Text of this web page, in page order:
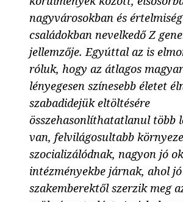
nagyvárosokban és
családokban nevelkedő Z
jellemzője. Egyúttal az is
róluk, hogy az átlagos
lényegesen színesebb életet
szabadidejük eltöltésére
összehasonlíthatatlanul több
van, felvilágosultabb
szocializálódnak, nagyon jó
intézményekbe járnak, ahol jó
szakemberektől szerzik meg